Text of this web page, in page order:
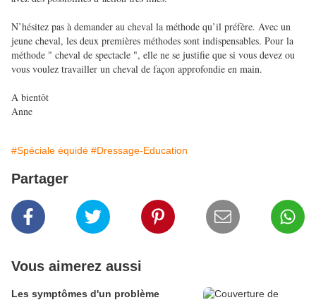
N’hésitez pas à demander au cheval la méthode qu’il préfère. Avec un
jeune cheval, les deux premières méthodes sont indispensables. Pour la
méthode " cheval de spectacle ", elle ne se justifie que si vous devez ou
vous voulez travailler un cheval de façon approfondie en main.
A bientôt
Anne
#Spéciale équidé #Dressage-Education
Partager
Vous aimerez aussi
Les symptômes d'un problème